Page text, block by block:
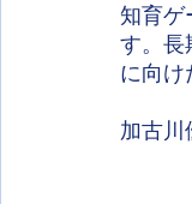
知育ゲ
す。長
に向け
加古川